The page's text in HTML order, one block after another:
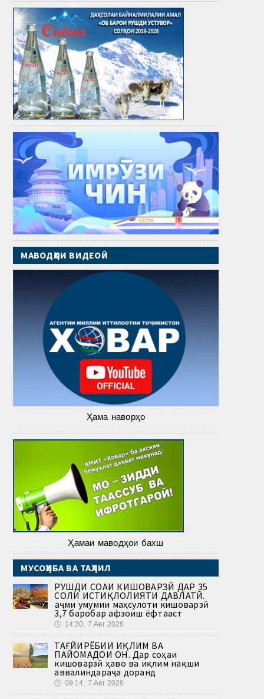
МАВОДҲОИ ВИДЕОӢ
Ҳама наворҳо
Ҳамаи маводҳои бахш
МУСОҲИБА ВА ТАҲЛИЛ
РУШДИ СОҲАИ КИШОВАРЗӢ ДАР 35
СОЛИ ИСТИҚЛОЛИЯТИ ДАВЛАТӢ.
Ҳаҷми умумии маҳсулоти кишоварзӣ
3,7 баробар афзоиш ёфтааст
🕔 14:30, 7.Авг 2026
ТАҒЙИРЁБИИ ИҚЛИМ ВА
ПАЙОМАДҲОИ ОН. Дар соҳаи
кишоварзӣ ҳаво ва иқлим нақши
аввалиндараҷа доранд
🕔 09:14, 7.Авг 2026